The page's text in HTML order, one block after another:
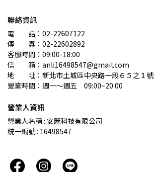
聯絡資訊
電　　話：02-22607122
傳　　真：02-22602892
客服時間：09:00-18:00
信　　箱：anli16498547@gmail.com
地　　址：新北市土城區中央路一段６５之１號
營業時間：週一～週五　09:00~20:00
營業人資訊
營業人名稱 : 安麗科技有限公司
統一編號 : 16498547